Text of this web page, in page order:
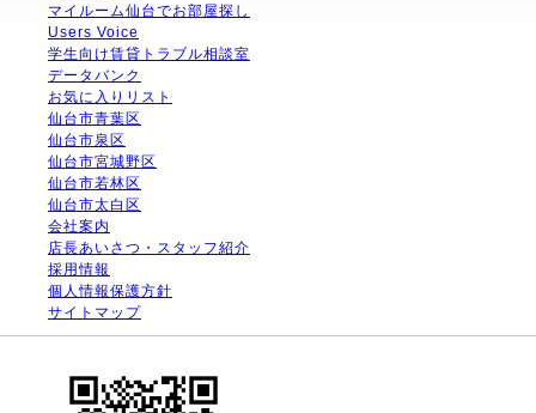
マイルーム仙台でお部屋探し
Users Voice
学生向け賃貸トラブル相談室
データバンク
お気に入りリスト
仙台市青葉区
仙台市泉区
仙台市宮城野区
仙台市若林区
仙台市太白区
会社案内
店長あいさつ・スタッフ紹介
採用情報
個人情報保護方針
サイトマップ